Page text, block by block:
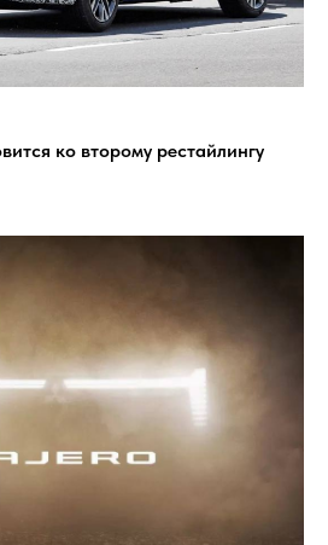
ко второму рестайлингу